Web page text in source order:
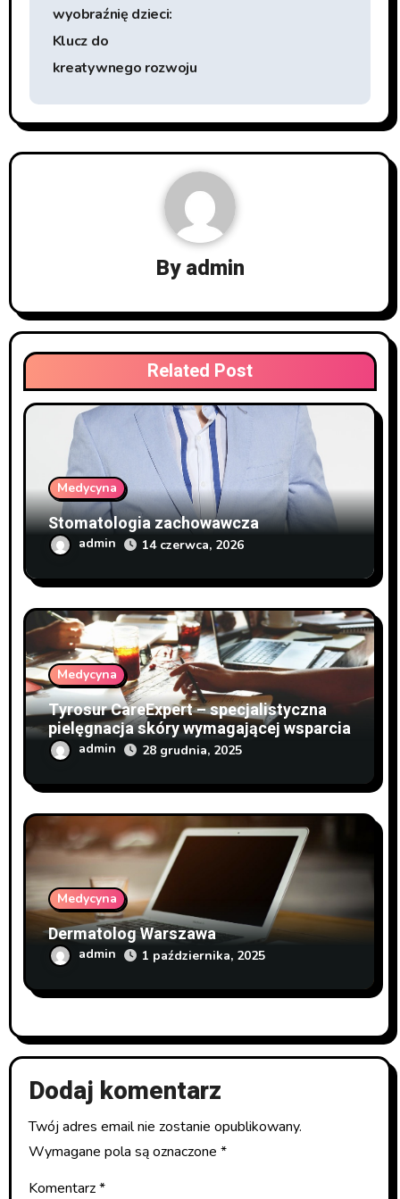
wyobraźnię dzieci:
Klucz do
kreatywnego rozwoju
Byadmin
Related Post
Medycyna
Stomatologia zachowawcza
admin 14 czerwca, 2026
Medycyna
Tyrosur CareExpert – specjalistyczna
pielęgnacja skóry wymagającej wsparcia
admin 28 grudnia, 2025
Medycyna
Dermatolog Warszawa
admin 1 października, 2025
Dodaj komentarz
Twój adres email nie zostanie opublikowany.
Wymagane pola są oznaczone*
Komentarz*